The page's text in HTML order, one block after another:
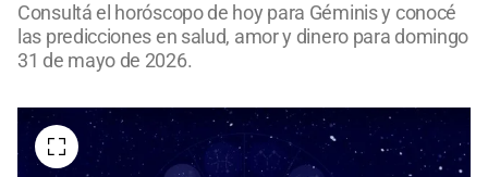
Consultá el horóscopo de hoy para Géminis y conocé
las predicciones en salud, amor y dinero para domingo
31 de mayo de 2026.